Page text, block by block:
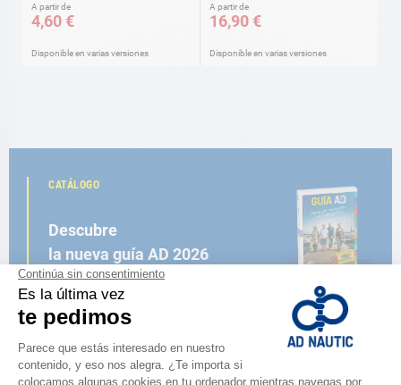
A partir de
4,60 €
Disponible en varias versiones
A partir de
16,90 €
Disponible en varias versiones
CATÁLOGO
Descubre
la nueva guía AD 2026
NAVEGAR POR EL CATÁLOGO